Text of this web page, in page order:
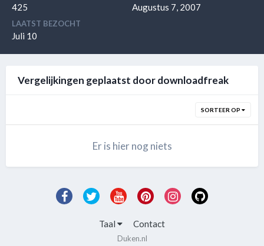
425 Augustus 7, 2007
LAATST BEZOCHT
Juli 10
Vergelijkingen geplaatst door downloadfreak
SORTEER OP
Er is hier nog niets
Taal Contact
Duken.nl